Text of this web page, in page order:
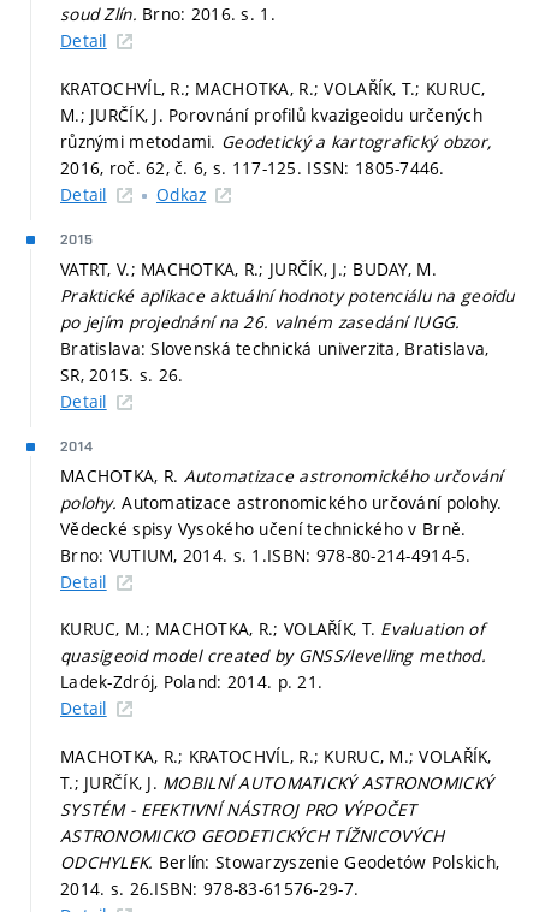
soud Zlín. Brno: 2016.s. 1.
Detail
KRATOCHVÍL, R.; MACHOTKA, R.; VOLAŘÍK, T.; KURUC,
M.; JURČÍK, J. Porovnání profilů kvazigeoidu určených
různými metodami. Geodetický a kartografický obzor,
2016, roč. 62, č. 6, s. 117-125. ISSN: 1805-7446.
Detail
Odkaz
2015
VATRT, V.; MACHOTKA, R.; JURČÍK, J.; BUDAY, M.
Praktické aplikace aktuální hodnoty potenciálu na geoidu
po jejím projednání na 26. valném zasedání IUGG.
Bratislava: Slovenská technická univerzita, Bratislava,
SR, 2015. s. 26.
Detail
2014
MACHOTKA, R. Automatizace astronomického určování
polohy.Automatizace astronomického určování polohy.
Vědecké spisy Vysokého učení technického v Brně.
Brno: VUTIUM, 2014. s. 1.ISBN: 978-80-214-4914-5.
Detail
KURUC, M.; MACHOTKA, R.; VOLAŘÍK, T. Evaluation of
quasigeoid model created by GNSS/levelling method.
Ladek-Zdrój, Poland: 2014. p. 21.
Detail
MACHOTKA, R.; KRATOCHVÍL, R.; KURUC, M.; VOLAŘÍK,
T.; JURČÍK, J. MOBILNÍ AUTOMATICKÝ ASTRONOMICKÝ
SYSTÉM - EFEKTIVNÍ NÁSTROJ PRO VÝPOČET
ASTRONOMICKO GEODETICKÝCH TÍŽNICOVÝCH
ODCHYLEK. Berlín: Stowarzyszenie Geodetów Polskich,
2014. s. 26.ISBN: 978-83-61576-29-7.